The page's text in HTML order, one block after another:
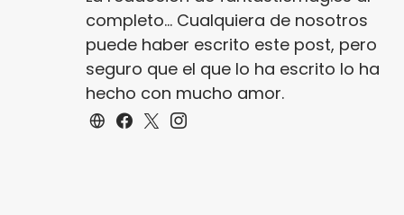
completo... Cualquiera de nosotros
puede haber escrito este post, pero
seguro que el que lo ha escrito lo ha
hecho con mucho amor.